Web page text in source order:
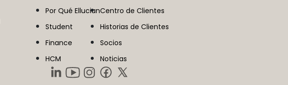
Por Qué Ellucian
Student
Finance
HCM
Centro de Clientes
Historias de Clientes
Socios
Noticias